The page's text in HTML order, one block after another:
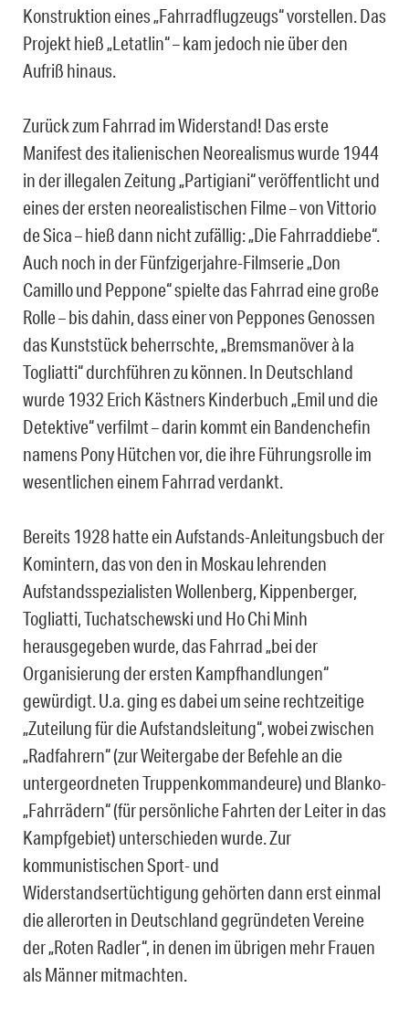
Konstruktion eines „Fahrradflugzeugs“ vorstellen. Das
Projekt hieß „Letatlin“ – kam jedoch nie über den
Aufriß hinaus.
Zurück zum Fahrrad im Widerstand! Das erste
Manifest des italienischen Neorealismus wurde 1944
in der illegalen Zeitung „Partigiani“ veröffentlicht und
eines der ersten neorealistischen Filme – von Vittorio
de Sica – hieß dann nicht zufällig: „Die Fahrraddiebe“.
Auch noch in der Fünfzigerjahre-Filmserie „Don
Camillo und Peppone“ spielte das Fahrrad eine große
Rolle – bis dahin, dass einer von Peppones Genossen
das Kunststück beherrschte, „Bremsmanöver à la
Togliatti“ durchführen zu können. In Deutschland
wurde 1932 Erich Kästners Kinderbuch „Emil und die
Detektive“ verfilmt – darin kommt ein Bandenchefin
namens Pony Hütchen vor, die ihre Führungsrolle im
wesentlichen einem Fahrrad verdankt.
Bereits 1928 hatte ein Aufstands-Anleitungsbuch der
Komintern, das von den in Moskau lehrenden
Aufstandsspezialisten Wollenberg, Kippenberger,
Togliatti, Tuchatschewski und Ho Chi Minh
herausgegeben wurde, das Fahrrad „bei der
Organisierung der ersten Kampfhandlungen“
gewürdigt. U.a. ging es dabei um seine rechtzeitige
„Zuteilung für die Aufstandsleitung“, wobei zwischen
„Radfahrern“ (zur Weitergabe der Befehle an die
untergeordneten Truppenkommandeure) und Blanko-
„Fahrrädern“ (für persönliche Fahrten der Leiter in das
Kampfgebiet) unterschieden wurde. Zur
kommunistischen Sport- und
Widerstandsertüchtigung gehörten dann erst einmal
die allerorten in Deutschland gegründeten Vereine
der „Roten Radler“, in denen im übrigen mehr Frauen
als Männer mitmachten.